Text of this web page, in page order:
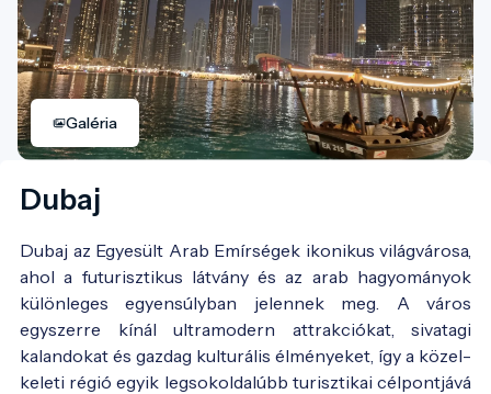
Galéria
Dubaj
Dubaj az Egyesült Arab Emírségek ikonikus világvárosa,
ahol a futurisztikus látvány és az arab hagyományok
különleges egyensúlyban jelennek meg. A város
egyszerre kínál ultramodern attrakciókat, sivatagi
kalandokat és gazdag kulturális élményeket, így a közel-
keleti régió egyik legsokoldalúbb turisztikai célpontjává